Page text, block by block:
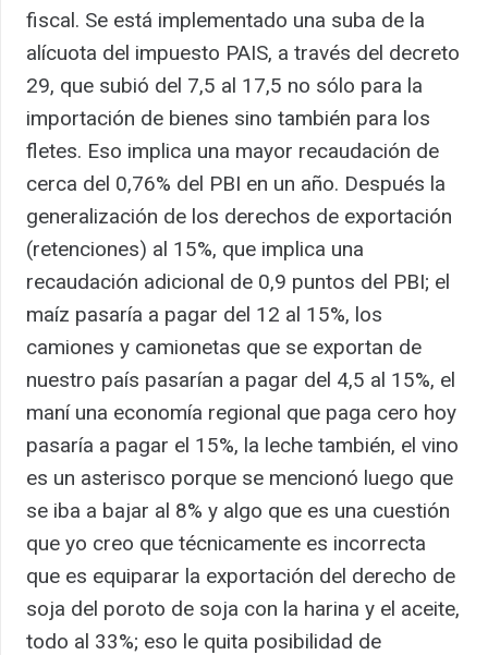
fiscal. Se está implementado una suba de la
alícuota del impuesto PAIS, a través del decreto
29, que subió del 7,5 al 17,5 no sólo para la
importación de bienes sino también para los
fletes. Eso implica una mayor recaudación de
cerca del 0,76% del PBI en un año. Después la
generalización de los derechos de exportación
(retenciones) al 15%, que implica una
recaudación adicional de 0,9 puntos del PBI; el
maíz pasaría a pagar del 12 al 15%, los
camiones y camionetas que se exportan de
nuestro país pasarían a pagar del 4,5 al 15%, el
maní una economía regional que paga cero hoy
pasaría a pagar el 15%, la leche también, el vino
es un asterisco porque se mencionó luego que
se iba a bajar al 8% y algo que es una cuestión
que yo creo que técnicamente es incorrecta
que es equiparar la exportación del derecho de
soja del poroto de soja con la harina y el aceite,
todo al 33%; eso le quita posibilidad de